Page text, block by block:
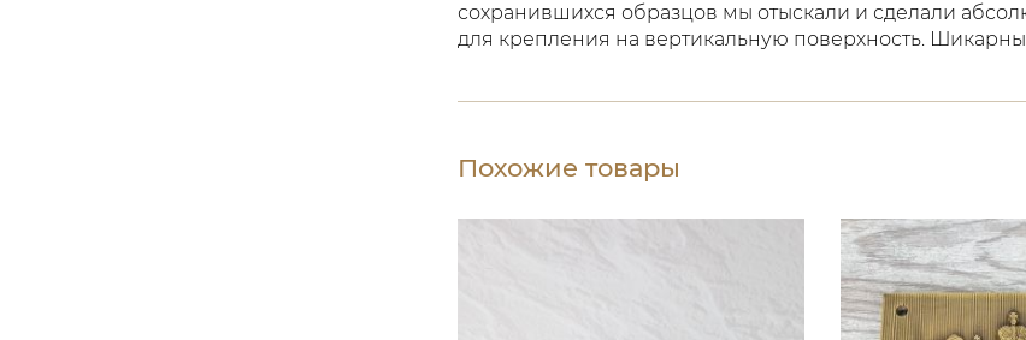
сохранившихся образцов мы отыскали и сделали
для крепления на вертикальную поверхность.
Похожие товары